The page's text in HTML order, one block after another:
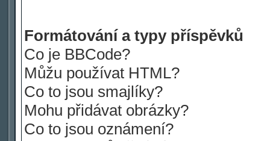
Formátování a typy příspěvků
Co je BBCode?
Můžu používat HTML?
Co to jsou smajlíky?
Mohu přidávat obrázky?
Co to jsou oznámení?